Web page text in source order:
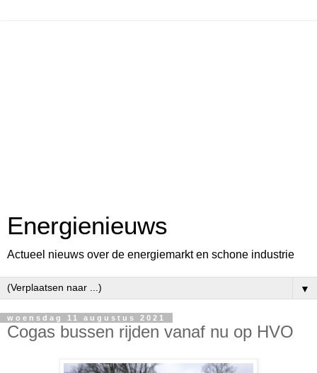
Energienieuws
Actueel nieuws over de energiemarkt en schone industrie
▼
woensdag 11 augustus 2021
Cogas bussen rijden vanaf nu op HVO